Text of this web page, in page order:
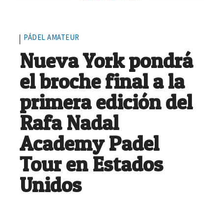
PÁDEL AMATEUR
Nueva York pondrá
el broche final a la
primera edición del
Rafa Nadal
Academy Padel
Tour en Estados
Unidos